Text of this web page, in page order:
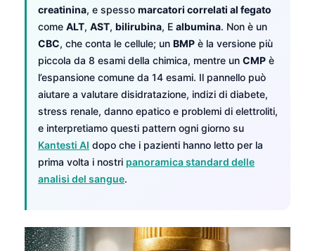
creatinina, e spesso marcatori correlati al fegato
come ALT, AST, bilirubina, E albumina. Non è un
CBC, che conta le cellule; un BMP è la versione più
piccola da 8 esami della chimica, mentre un CMP è
l’espansione comune da 14 esami. Il pannello può
aiutare a valutare disidratazione, indizi di diabete,
stress renale, danno epatico e problemi di elettroliti,
e interpretiamo questi pattern ogni giorno su
Kantesti AI dopo che i pazienti hanno letto per la
prima volta i nostri panoramica standard delle
analisi del sangue.